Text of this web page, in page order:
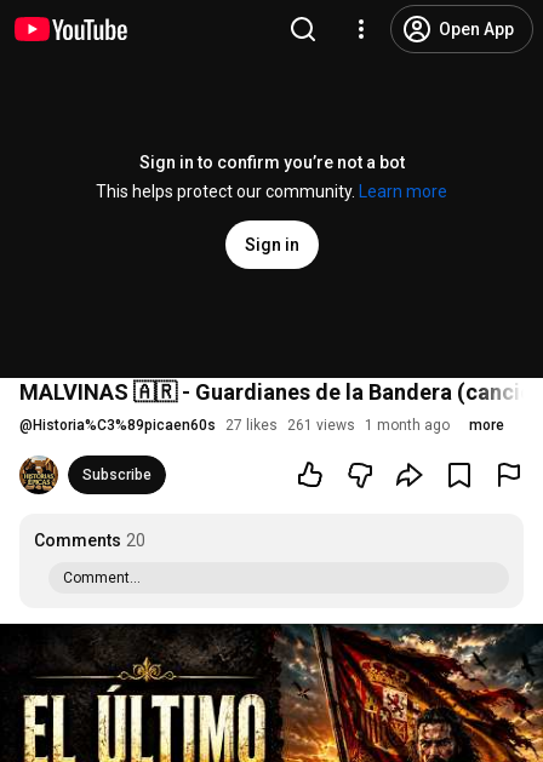
Open App
Sign in to confirm you’re not a bot
This helps protect our community.
Learn more
Sign in
MALVINAS 🇦🇷 - Guardianes de la Bandera
@ Historia%C3%89picaen60s 27 likes 261 views 1 month ago more
Subscribe
Comments 20
Comment...